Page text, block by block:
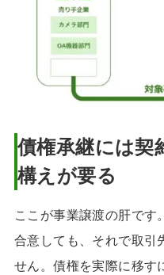
債権承継には契
構えが要る
ここが事業譲渡の肝です
合意しても、それで取引
せん。債権を実際に移す